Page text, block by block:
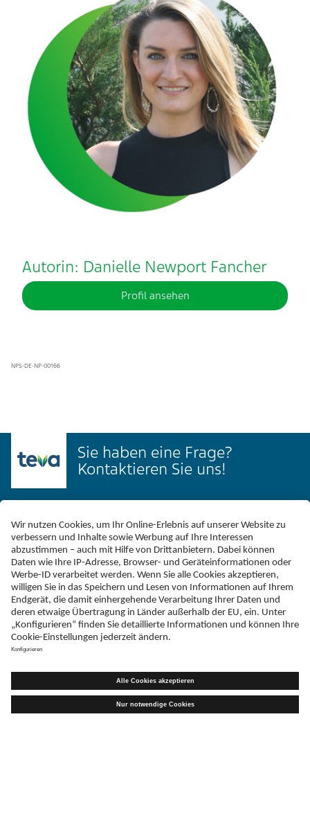
Autorin: Danielle Newport Fancher
Profil ansehen
NPS-DE-NP-00166
Sie haben eine Frage?
Kontaktieren Sie uns!
Schreiben Sie uns
Sie haben Nebenwirkungen entdeckt?
hier melden.
Telefax
+49 (0)731 402 - 78 32
Adresse
D-89079 Ulm